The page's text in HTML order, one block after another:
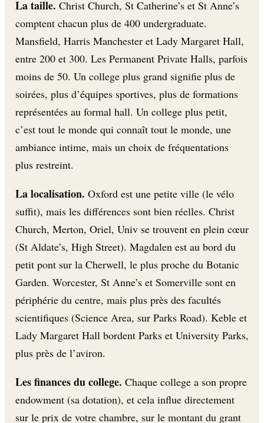
La taille. Christ Church, St Catherine’s et St Anne’s
comptent chacun plus de 400 undergraduate.
Mansfield, Harris Manchester et Lady Margaret Hall,
entre 200 et 300. Les Permanent Private Halls, parfois
moins de 50. Un college plus grand signifie plus de
soirées, plus d’équipes sportives, plus de formations
représentées au formal hall. Un college plus petit,
c’est tout le monde qui connaît tout le monde, une
ambiance intime, mais un choix de fréquentations
plus restreint.
La localisation. Oxford est une petite ville (le vélo
suffit), mais les différences sont bien réelles. Christ
Church, Merton, Oriel, Univ se trouvent en plein cœur
(St Aldate’s, High Street). Magdalen est au bord du
petit pont sur la Cherwell, le plus proche du Botanic
Garden. Worcester, St Anne’s et Somerville sont en
périphérie du centre, mais plus près des facultés
scientifiques (Science Area, sur Parks Road). Keble et
Lady Margaret Hall bordent Parks et University Parks,
plus près de l’aviron.
Les finances du college. Chaque college a son propre
endowment (sa dotation), et cela influe directement
sur le prix de votre chambre, sur le montant du grant